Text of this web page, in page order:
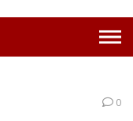
0